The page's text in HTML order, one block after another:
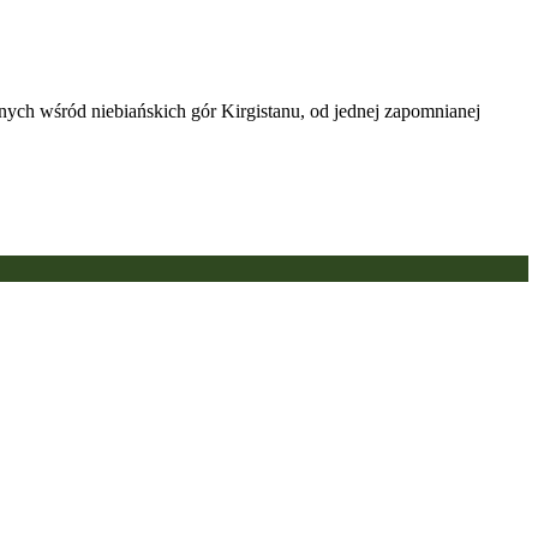
wśród niebiańskich gór Kirgistanu, od jednej zapomnianej